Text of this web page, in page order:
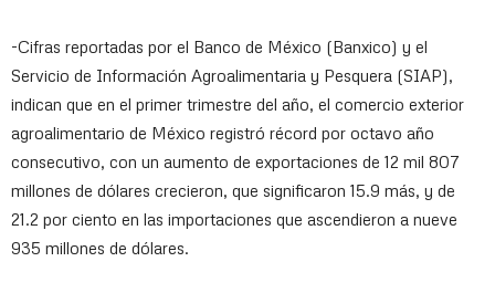
-Cifras reportadas por el Banco de México (Banxico) y el
Servicio de Información Agroalimentaria y Pesquera (SIAP),
indican que en el primer trimestre del año, el comercio exterior
agroalimentario de México registró récord por octavo año
consecutivo, con un aumento de exportaciones de 12 mil 807
millones de dólares crecieron, que significaron 15.9 más, y de
21.2 por ciento en las importaciones que ascendieron a nueve
935 millones de dólares.